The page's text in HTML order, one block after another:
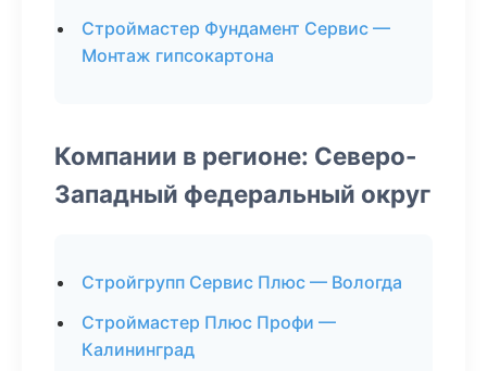
Строймастер Фундамент Сервис —
Монтаж гипсокартона
Компании в регионе: Северо-
Западный федеральный округ
Стройгрупп Сервис Плюс — Вологда
Строймастер Плюс Профи —
Калининград